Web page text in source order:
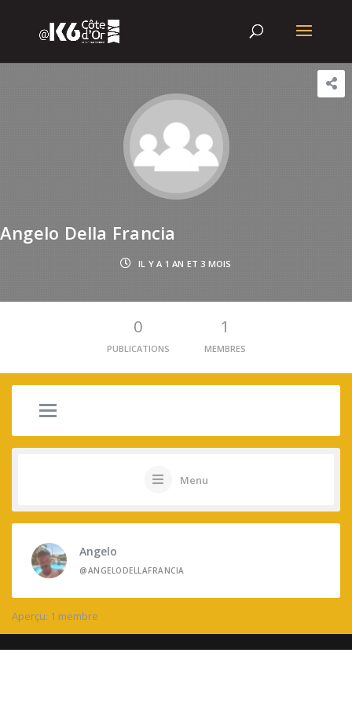
Angelo Della Francia
IL Y A 1 AN ET 3 MOIS
0
PUBLICATIONS
1
MEMBRES
Menu
Angelo
@ANGELODELLAFRANCIA
Aperçu: 1 membre